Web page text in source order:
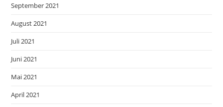
September 2021
August 2021
Juli 2021
Juni 2021
Mai 2021
April 2021